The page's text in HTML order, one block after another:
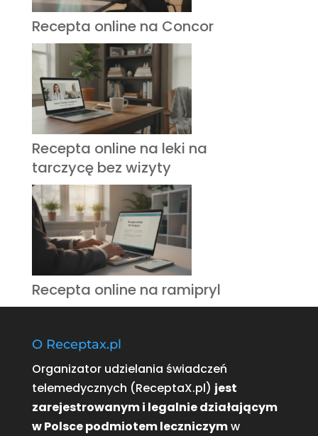
Recepta online na Concor
Recepta online na leki na
tarczycę bez wizyty
Recepta online na ramipryl
O Receptax.pl
Organizator udzielania świadczeń
telemedycznych (ReceptaX.pl) jest
zarejestrowanym i legalnie działającym
w Polsce podmiotem leczniczymw